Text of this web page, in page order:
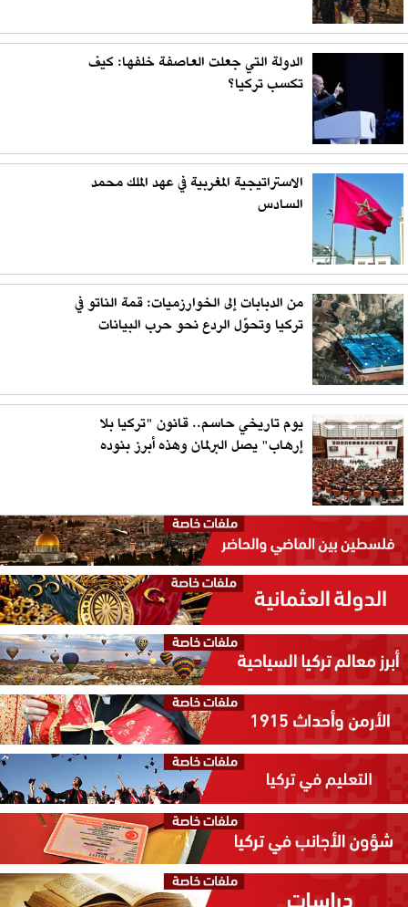
الدولة التي جعلت العاصفة خلفها: كيف
تكسب تركيا؟
الاستراتيجية المغربية في عهد الملك محمد
السادس
من الدبابات إلى الخوارزميات: قمة الناتو في
تركيا وتحوّل الردع نحو حرب البيانات
يوم تاريخي حاسم.. قانون "تركيا بلا
إرهاب" يصل البرلمان وهذه أبرز بنوده